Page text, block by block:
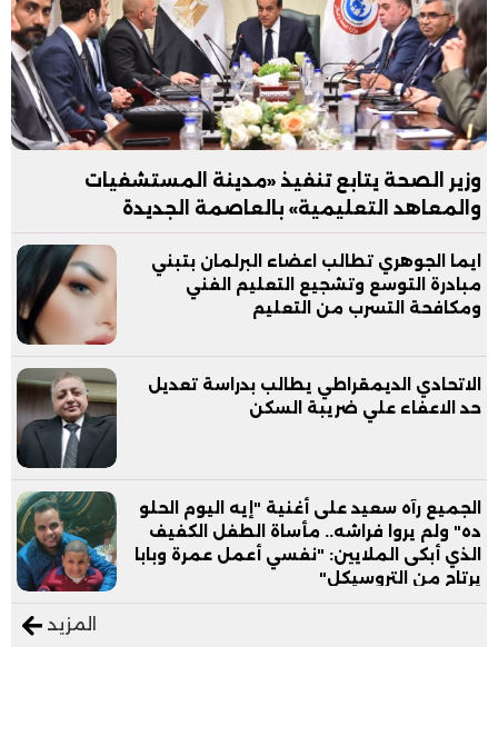
وزير الصحة يتابع تنفيذ «مدينة المستشفيات
والمعاهد التعليمية» بالعاصمة الجديدة
ايما الجوهري تطالب اعضاء البرلمان بتبني
مبادرة التوسع وتشجيع التعليم الفني
ومكافحة التسرب من التعليم
الاتحادي الديمقراطي يطالب بدراسة تعديل
حد الاعفاء علي ضريبة السكن
الجميع رآه سعيد على أغنية "إيه اليوم الحلو
ده" ولم يروا فراشه.. مأساة الطفل الكفيف
الذي أبكى الملايين: "نفسي أعمل عمرة وبابا
يرتاح من التروسيكل"
المزيد